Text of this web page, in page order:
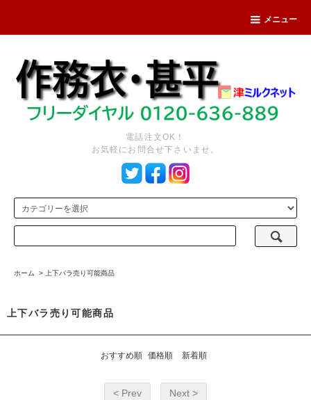
メニュー
電話注文OK！
お気軽にお問合せ下さいませ。
ホーム > 上下バラ売り可能商品
上下バラ売り可能商品
おすすめ順 価格順 新着順
< Prev Next >